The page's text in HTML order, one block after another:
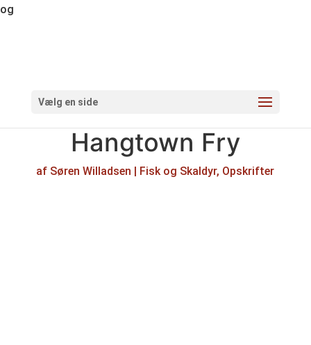
og
Vælg en side
Hangtown Fry
af Søren Willadsen | Fisk og Skaldyr, Opskrifter